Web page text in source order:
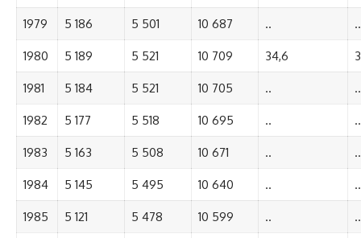
1979 5 186 5 501 10 687 .. ..
1980 5 189 5 521 10 709 34,6
1981 5 184 5 521 10 705 .. ..
1982 5 177 5 518 10 695 .. ..
1983 5 163 5 508 10 671 .. ..
1984 5 145 5 495 10 640 .. ..
1985 5 121 5 478 10 599 .. ..